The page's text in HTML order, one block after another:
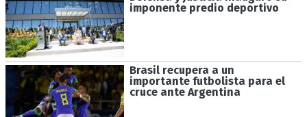
imponente predio deportivo
Brasil recupera a un
importante futbolista para el
cruce ante Argentina